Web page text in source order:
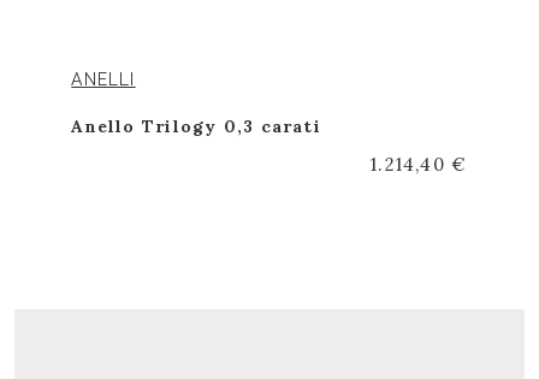
ANELLI
Anello Trilogy 0,3 carati
1.214,40 €